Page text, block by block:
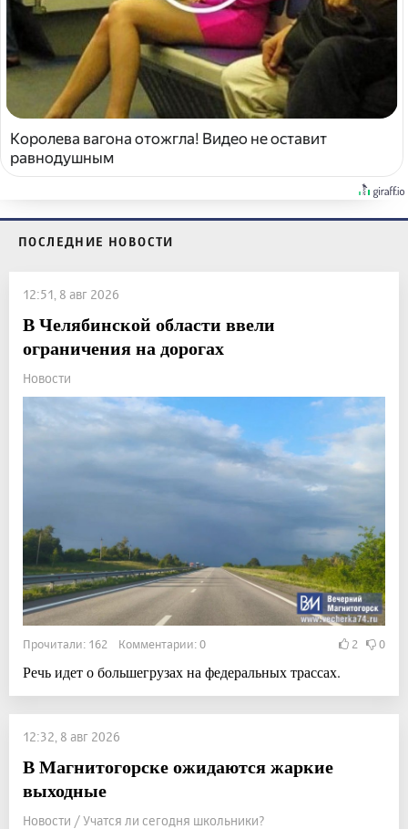
Королева вагона отожгла! Видео не оставит
равнодушным
ПОСЛЕДНИЕ НОВОСТИ
12:51, 8 авг 2026
В Челябинской области ввели
ограничения на дорогах
Новости
Прочитали: 162 Комментарии: 0 2 0
Речь идет о большегрузах на федеральных трассах.
12:32, 8 авг 2026
В Магнитогорске ожидаются жаркие
выходные
Новости / Учатся ли сегодня школьники?